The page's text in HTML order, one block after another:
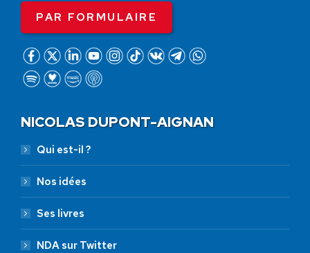
PAR FORMULAIRE
NICOLAS DUPONT-AIGNAN
Qui est-il ?
Nos idées
Ses livres
NDA sur Twitter